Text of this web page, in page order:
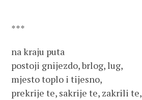
***
na kraju puta
postoji gnijezdo, brlog, lug,
mjesto toplo i tijesno,
prekrije te, sakrije te, zakrili te,